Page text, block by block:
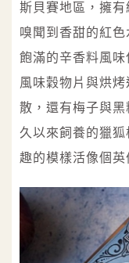
斯貝賽地區，擁
嗅聞到香甜的紅
飽滿的辛香料風
風味穀物片與烘
散，還有梅子與
久以來飼養的獵
趣的模樣活像個英